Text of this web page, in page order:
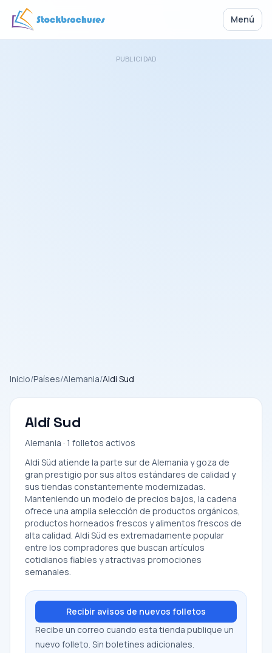
Menú
PUBLICIDAD
Inicio/Países/Alemania/Aldi Sud
Aldi Sud
Alemania · 1 folletos activos
Aldi Süd atiende la parte sur de Alemania y goza de
gran prestigio por sus altos estándares de calidad y
sus tiendas constantemente modernizadas.
Manteniendo un modelo de precios bajos, la cadena
ofrece una amplia selección de productos orgánicos,
productos horneados frescos y alimentos frescos de
alta calidad. Aldi Süd es extremadamente popular
entre los compradores que buscan artículos
cotidianos fiables y atractivas promociones
semanales.
Recibir avisos de nuevos folletos
Recibe un correo cuando esta tienda publique un
nuevo folleto. Sin boletines adicionales.